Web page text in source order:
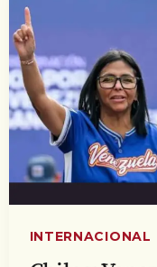
INTERNACIONAL